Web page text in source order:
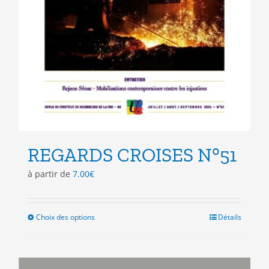
REGARDS CROISES N°51
à partir de 7.00€
Choix des optionsCe
plusieurs
Détails